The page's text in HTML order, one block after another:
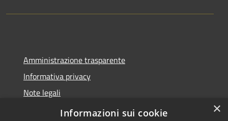
Amministrazione trasparente
Informativa privacy
Note legali
Dichiarazione di accessibilità
×
Informazioni sui cookie